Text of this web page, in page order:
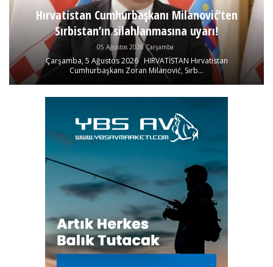
Hırvatistan Cumhurbaşkanı Milanović’ten
Sırbistan’ın silahlanmasına uyarı!
05 Ağustos 2026 Çarşamba
Çarşamba, 5 Ağustos 2026 HIRVATİSTAN Hırvatistan
Cumhurbaşkanı Zoran Milanović, Sırb...